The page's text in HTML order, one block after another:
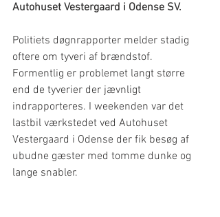
Autohuset Vestergaard i Odense SV.
Politiets døgnrapporter melder stadig
oftere om tyveri af brændstof.
Formentlig er problemet langt større
end de tyverier der jævnligt
indrapporteres. I weekenden var det
lastbil værkstedet ved Autohuset
Vestergaard i Odense der fik besøg af
ubudne gæster med tomme dunke og
lange snabler.